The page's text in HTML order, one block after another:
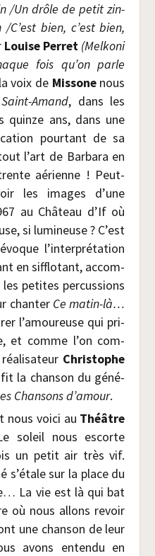
/​Un drôle de petit zin­
bien, c’est bien,
Louise Per­ret (Mel­ko­ni
fois qu’on parle
voix de Mis­sonenous
Amand, dans les
quinze ans, dans une
pour­tant de sa
l’art de Bar­ba­ra en
aérienne ! Peut-
les images d’une
au Châ­teau d’If où
si lumi­neuse ? C’est
l’interprétation
en sif­flo­tant, accom­
petites per­cus­sions
chan­ter Ce matin-là…
l’amoureuse qui pri­
et comme l’on com­
Chris­tophe
la chan­son du géné­
Chan­sons d’amour.
nous voi­ci au Théâtre
soleil nous escorte
un petit air très vif.
s’étale sur la place du
La vie est là qui bat
où nous allons revoir
une chan­son de leur
avons enten­du en